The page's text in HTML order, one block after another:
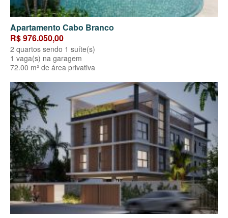
Apartamento Cabo Branco
R$ 976.050,00
2 quartos sendo 1 suíte(s)
1 vaga(s) na garagem
72.00 m² de área privativa